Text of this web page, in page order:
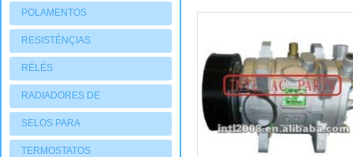
POLAMENTOS
RESISTÉNÇIAS
RÉLÉS
RADIADORES DE
AQUECIMENTO
SELOS PARA
COMPRESSORES
TERMOSTATOS